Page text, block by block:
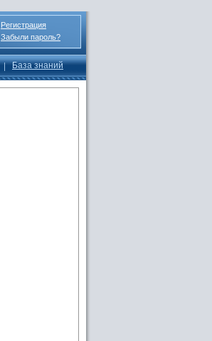
Регистрация
Забыли пароль?
База знаний